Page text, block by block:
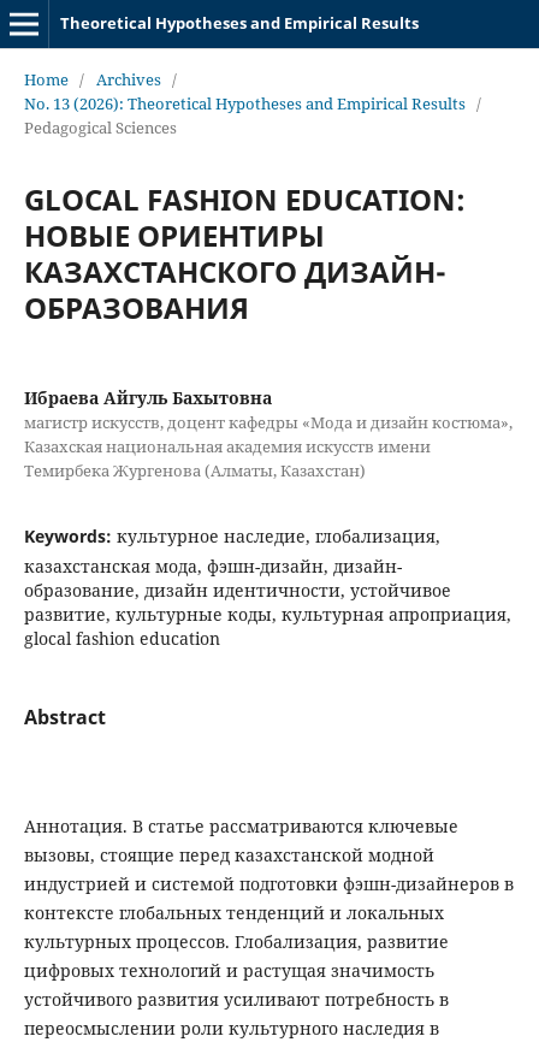
Theoretical Hypotheses and Empirical Results
Home / Archives /
No. 13 (2026): Theoretical Hypotheses and Empirical Results /
Pedagogical Sciences
GLOCAL FASHION EDUCATION:
НОВЫЕ ОРИЕНТИРЫ
КАЗАХСТАНСКОГО ДИЗАЙН-
ОБРАЗОВАНИЯ
Ибраева Айгуль Бахытовна
магистр искусств, доцент кафедры «Мода и дизайн костюма»,
Казахская национальная академия искусств имени
Темирбека Жургенова (Алматы, Казахстан)
Keywords: культурное наследие, глобализация,
казахстанская мода, фэшн-дизайн, дизайн-
образование, дизайн идентичности, устойчивое
развитие, культурные коды, культурная апроприация,
glocal fashion education
Abstract
Аннотация. В статье рассматриваются ключевые
вызовы, стоящие перед казахстанской модной
индустрией и системой подготовки фэшн-дизайнеров в
контексте глобальных тенденций и локальных
культурных процессов. Глобализация, развитие
цифровых технологий и растущая значимость
устойчивого развития усиливают потребность в
переосмыслении роли культурного наследия в